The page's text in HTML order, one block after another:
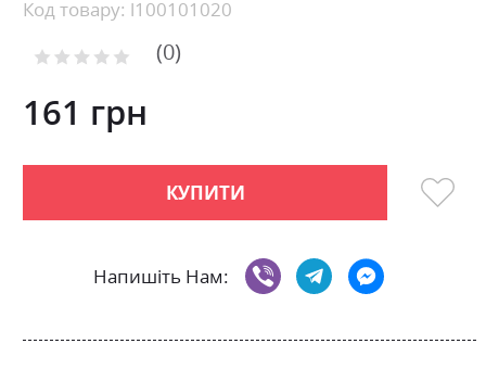
the
gallery
Код товару: l100101020
Рейтинг: 0
161 грн
КУПИТИ
Напишіть Нам: